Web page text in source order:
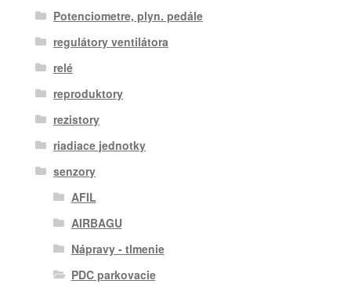
Potenciometre, plyn. pedále
regulátory ventilátora
relé
reproduktory
rezistory
riadiace jednotky
senzory
AFIL
AIRBAGU
Nápravy - tlmenie
PDC parkovacie